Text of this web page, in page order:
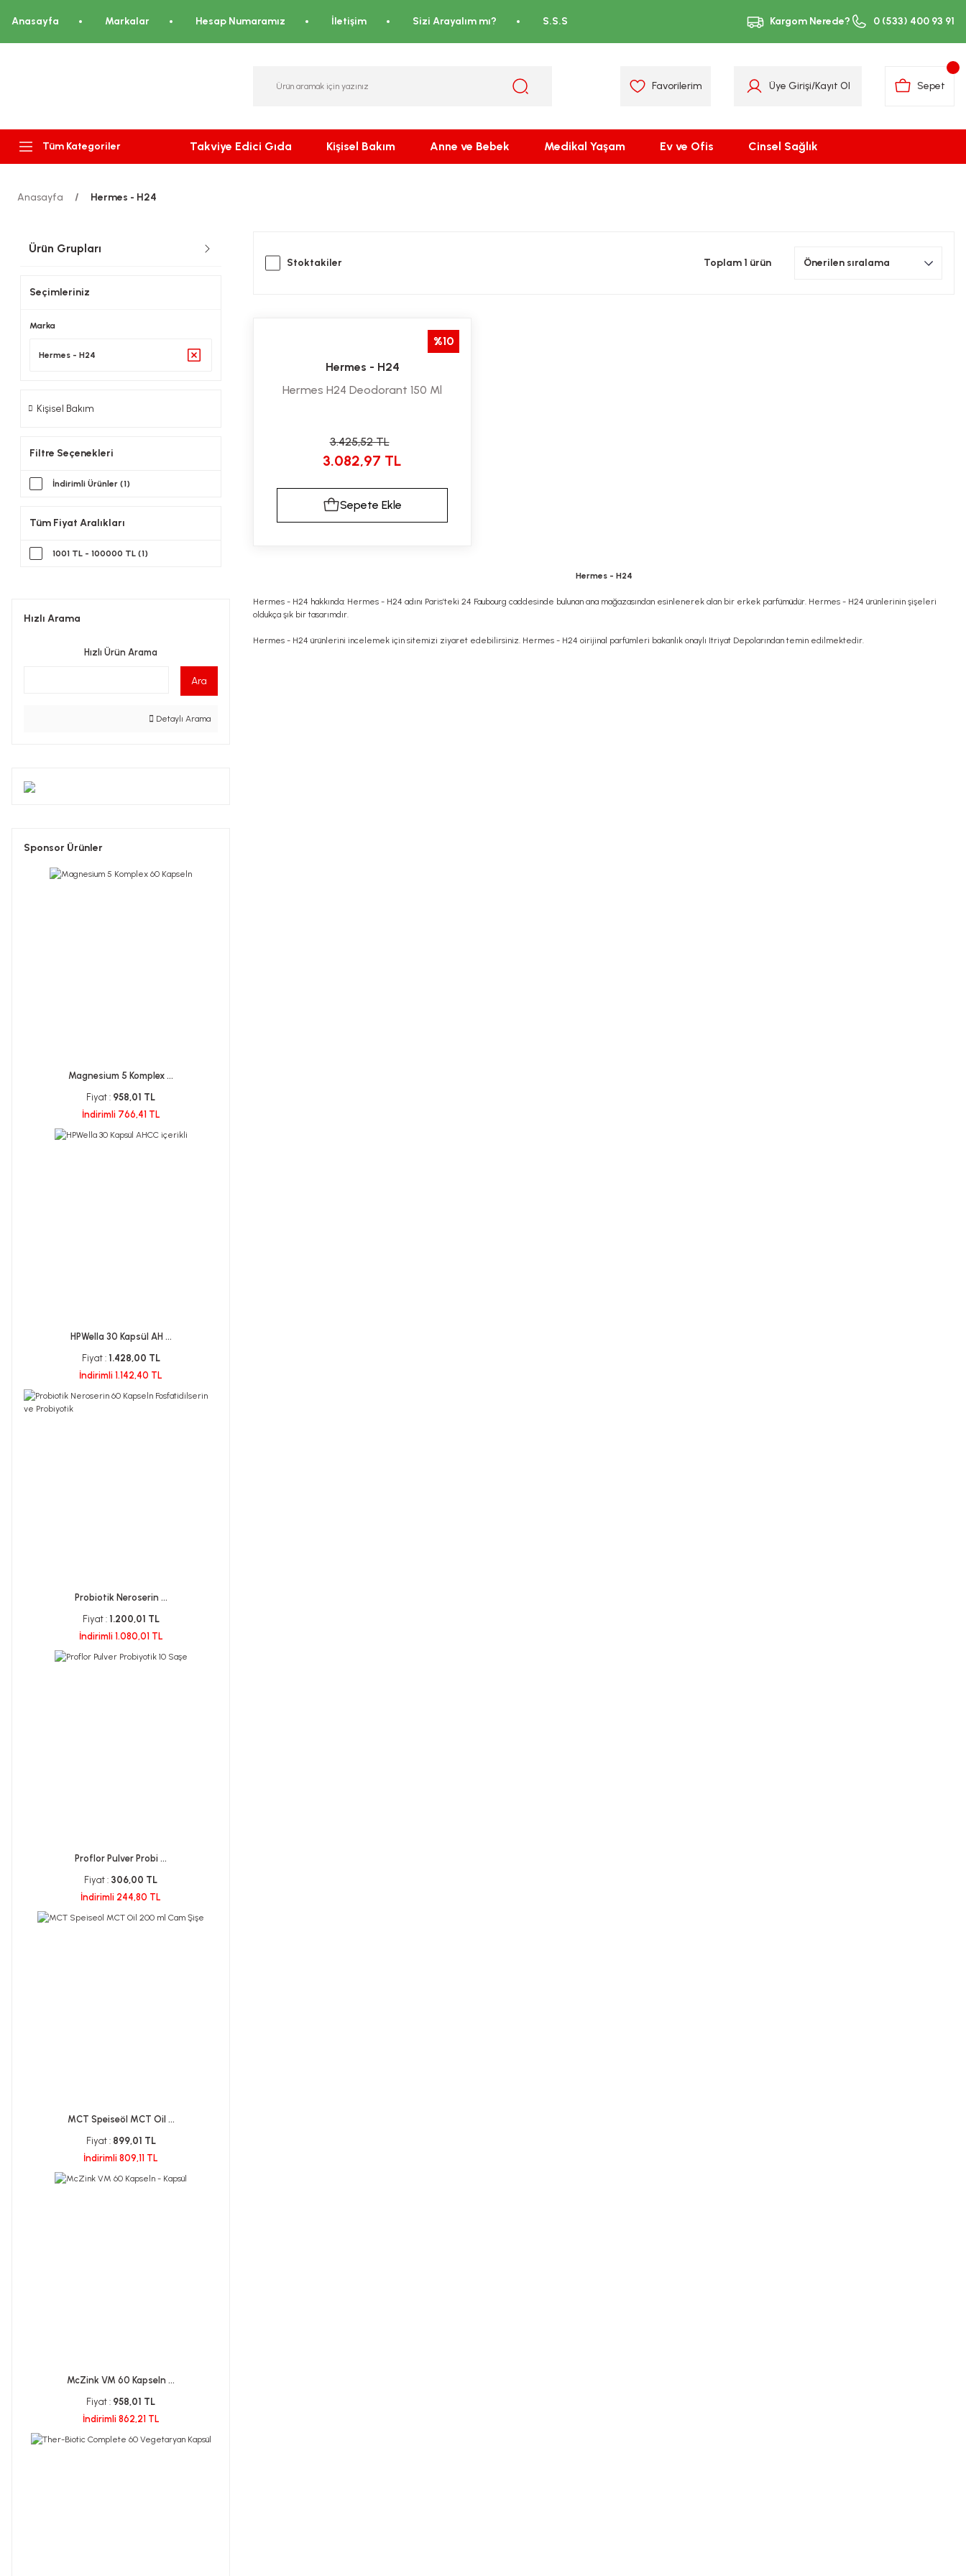
Anasayfa Markalar Hesap Numaramız İletişim Sizi Arayalım mı? S.S.S Kargom Nerede? 0 (533) 400 93 91
Favorilerim Üye Girişi/Kayıt Ol Sepet
Tüm Kategoriler Takviye Edici Gıda Kişisel Bakım Anne ve Bebek Medikal Yaşam Ev ve Ofis Cinsel Sağlık
Anasayfa Hermes - H24
Ürün Grupları
Seçimleriniz
Marka
Hermes - H24
Kişisel Bakım
Filtre Seçenekleri
İndirimli Ürünler (1)
Tüm Fiyat Aralıkları
1001 TL - 100000 TL (1)
Hızlı Arama
Hızlı Ürün Arama
Ara
Detaylı Arama
Sponsor Ürünler
Magnesium 5 Komplex ...
Fiyat : 958,01 TL
İndirimli 766,41 TL
HPWella 30 Kapsül AH ...
Fiyat : 1.428,00 TL
İndirimli 1.142,40 TL
Probiotik Neroserin ...
Fiyat : 1.200,01 TL
İndirimli 1.080,01 TL
Proflor Pulver Probi ...
Fiyat : 306,00 TL
İndirimli 244,80 TL
MCT Speiseöl MCT Oil ...
Fiyat : 899,01 TL
İndirimli 809,11 TL
McZink VM 60 Kapseln ...
Fiyat : 958,01 TL
İndirimli 862,21 TL
Stoktakiler Toplam 1 ürün
%10
Hermes - H24
Hermes H24 Deodorant 150 Ml
3.425,52 TL
3.082,97 TL
Sepete Ekle
Hermes - H24
Hermes - H24 hakkında: Hermes - H24 adını Paris’teki 24 Faubourg caddesinde bulunan ana mağazasından esinlenerek alan bir erkek parfümüdür. Hermes - H24 ürünlerinin şişeleri
oldukça şık bir tasarımdır.
Hermes - H24 ürünlerini incelemek için sitemizi ziyaret edebilirsiniz. Hermes - H24 oirijinal parfümleri bakanlık onaylı Itriyat Depolarından temin edilmektedir.